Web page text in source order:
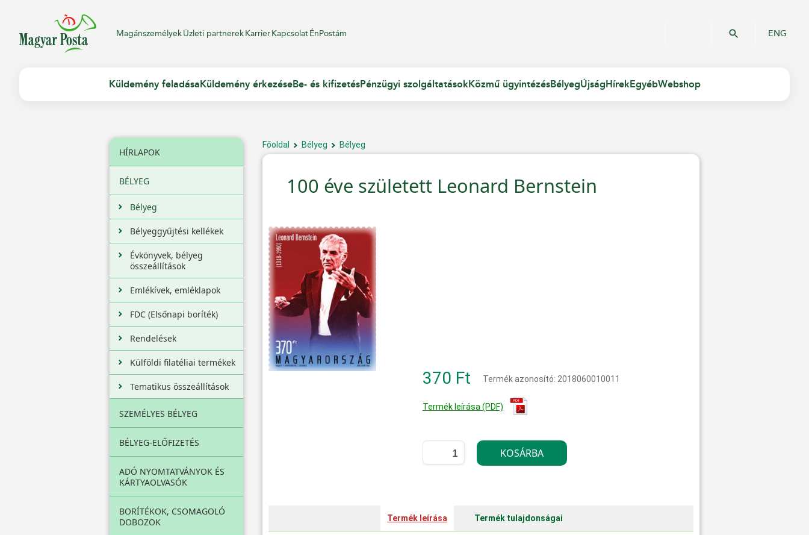
MagánszemélyekÜzleti partnerekKarrierKapcsolatÉnPostám ENG
Küldemény feladása Küldemény érkezéseBe- és kifizetésPénzügyi szolgáltatásokKözmű ügyintézésBélyegÚjság HírekEgyébWebshop
HÍRLAPOK
BÉLYEG
Bélyeg
Bélyeggyűjtési kellékek
Évkönyvek, bélyeg
összeállítások
Emlékívek, emléklapok
FDC (Elsőnapi boríték)
Rendelések
Külföldi filatéliai termékek
Tematikus összeállítások
SZEMÉLYES BÉLYEG
BÉLYEG-ELŐFIZETÉS
ADÓ NYOMTATVÁNYOK ÉS
KÁRTYAOLVASÓK
BORÍTÉKOK, CSOMAGOLÓ
DOBOZOK
Főoldal Bélyeg Bélyeg
100 éve született Leonard Bernstein
370 Ft Termék azonosító: 2018060010011
Termék leírása (PDF)
Termék leírása Termék tulajdonságai